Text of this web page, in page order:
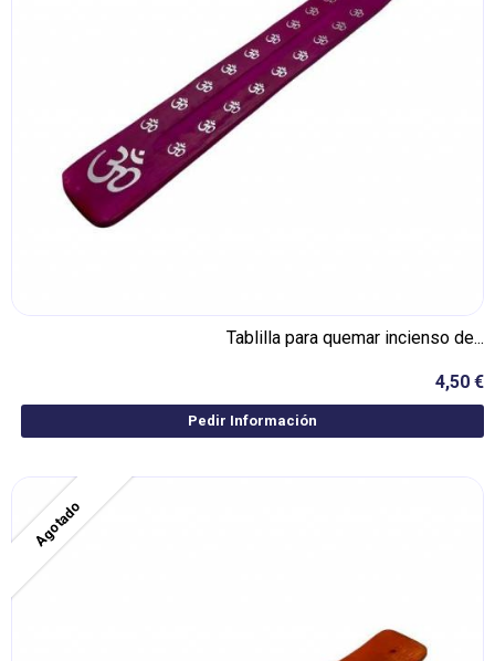
Tablilla para quemar incienso de...
4,50 €
Pedir Información
Agotado